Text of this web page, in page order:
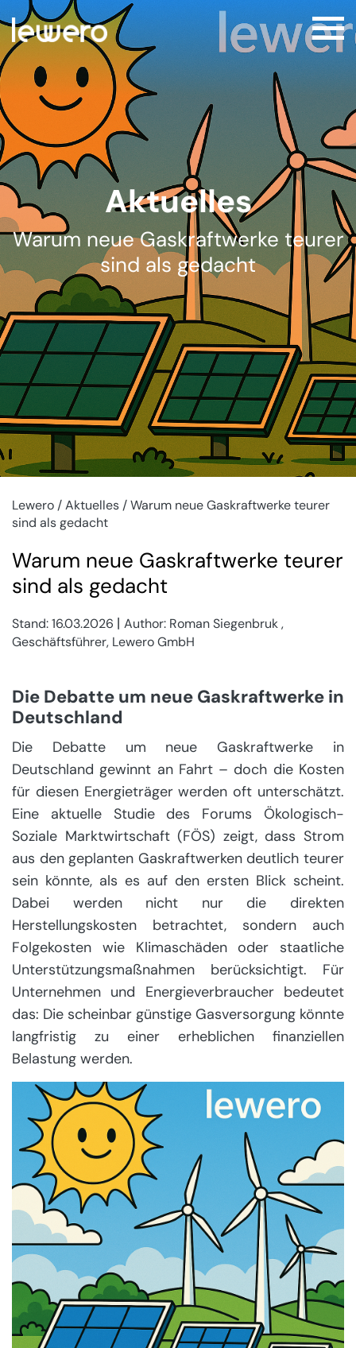
Aktuelles
Warum neue Gaskraftwerke teurer
sind als gedacht
Lewero /Aktuelles / Warum neue Gaskraftwerke teurer
sind als gedacht
Warum neue Gaskraftwerke teurer
sind als gedacht
Stand:16.03.2026 | Author: Roman Siegenbruk ,
Geschäftsführer, Lewero GmbH
Die Debatte um neue Gaskraftwerke in
Deutschland
Die Debatte um neue Gaskraftwerke in
Deutschland gewinnt an Fahrt – doch die Kosten
für diesen Energieträger werden oft unterschätzt.
Eine aktuelle Studie des Forums Ökologisch-
Soziale Marktwirtschaft (FÖS) zeigt, dass Strom
aus den geplanten Gaskraftwerken deutlich teurer
sein könnte, als es auf den ersten Blick scheint.
Dabei werden nicht nur die direkten
Herstellungskosten betrachtet, sondern auch
Folgekosten wie Klimaschäden oder staatliche
Unterstützungsmaßnahmen berücksichtigt. Für
Unternehmen und Energieverbraucher bedeutet
das: Die scheinbar günstige Gasversorgung könnte
langfristig zu einer erheblichen finanziellen
Belastung werden.